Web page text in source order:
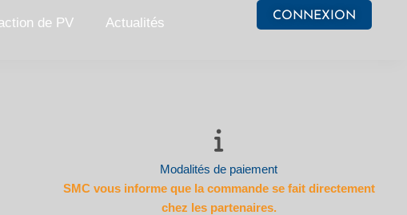
de PV Actualités CONNEXION
Modalités de paiement
SMC vous informe que la commande se fait directement
chez les partenaires.